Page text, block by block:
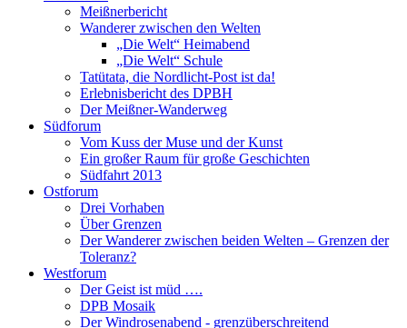
Meißnerbericht
Wanderer zwischen den Welten
„Die Welt“ Heimabend
„Die Welt“ Schule
Tatütata, die Nordlicht-Post ist da!
Erlebnisbericht des DPBH
Der Meißner-Wanderweg
Südforum
Vom Kuss der Muse und der Kunst
Ein großer Raum für große Geschichten
Südfahrt 2013
Ostforum
Drei Vorhaben
Über Grenzen
Der Wanderer zwischen beiden Welten – Grenzen der
Toleranz?
Westforum
Der Geist ist müd ….
DPB Mosaik
Der Windrosenabend - grenzüberschreitend